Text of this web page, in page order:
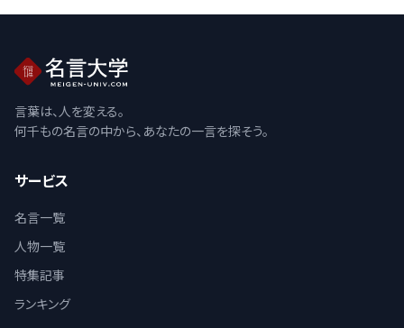
言葉は、人を変える。
何千もの名言の中から、あなたの一言を探そう。
サービス
名言一覧
人物一覧
特集記事
ランキング